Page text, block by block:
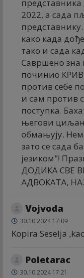
2022, а сада
како када
тако и сада
Савршено зна
починио
против себе
и сам против
поступка.
његови
обмањују.
зато се сада
језиком"!
ДОДИКА СВЕ
АДВОКАТА,
Vojvoda
30.10.2024 17:09
Kopira Seselja
Poletarac
30.10.2024 17:21